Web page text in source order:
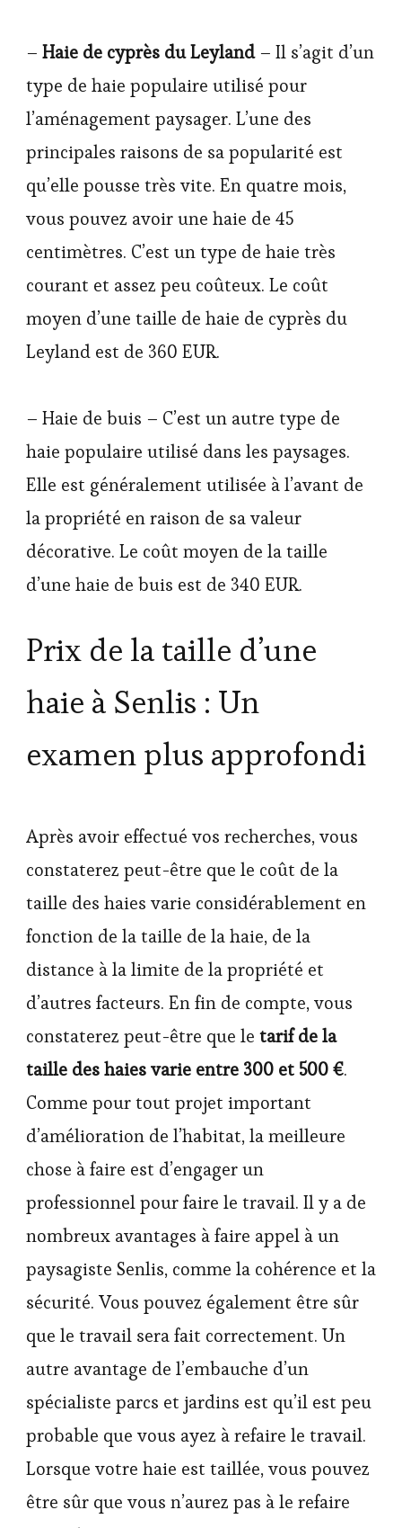
– Haie de cyprès du Leyland– Il s’agit d’un
type de haie populaire utilisé pour
l’aménagement paysager. L’une des
principales raisons de sa popularité est
qu’elle pousse très vite. En quatre mois,
vous pouvez avoir une haie de 45
centimètres. C’est un type de haie très
courant et assez peu coûteux. Le coût
moyen d’une taille de haie de cyprès du
Leyland est de 360 EUR.
– Haie de buis – C’est un autre type de
haie populaire utilisé dans les paysages.
Elle est généralement utilisée à l’avant de
la propriété en raison de sa valeur
décorative. Le coût moyen de la taille
d’une haie de buis est de 340 EUR.
Prix de la taille d’une
haie à Senlis : Un
examen plus approfondi
Après avoir effectué vos recherches, vous
constaterez peut-être que le coût de la
taille des haies varie considérablement en
fonction de la taille de la haie, de la
distance à la limite de la propriété et
d’autres facteurs. En fin de compte, vous
constaterez peut-être que le tarif de la
taille des haies varie entre 300 et 500 €.
Comme pour tout projet important
d’amélioration de l’habitat, la meilleure
chose à faire est d’engager un
professionnel pour faire le travail. Il y a de
nombreux avantages à faire appel à un
paysagiste Senlis, comme la cohérence et la
sécurité. Vous pouvez également être sûr
que le travail sera fait correctement. Un
autre avantage de l’embauche d’un
spécialiste parcs et jardins est qu’il est peu
probable que vous ayez à refaire le travail.
Lorsque votre haie est taillée, vous pouvez
être sûr que vous n’aurez pas à le refaire